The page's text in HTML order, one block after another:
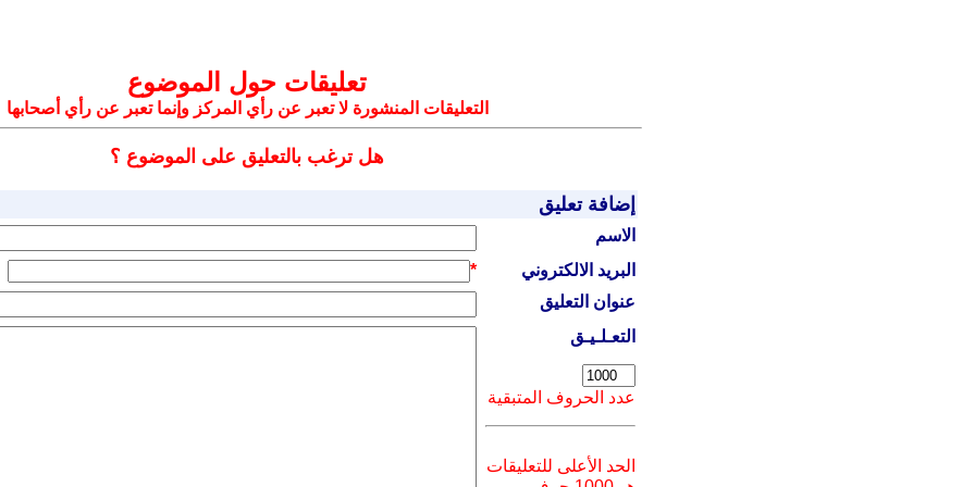
تعليقات حول الموضوع
التعليقات المنشورة لا تعبر عن رأي المركز وإنما تعبر عن رأي أصحابها
هل ترغب بالتعليق على الموضوع ؟
إضافة تعليق
الاسم
البريد الالكتروني
*
عنوان التعليق
التعـلـيـق
عدد الحروف المتبقية
الحد الأعلى للتعليقات